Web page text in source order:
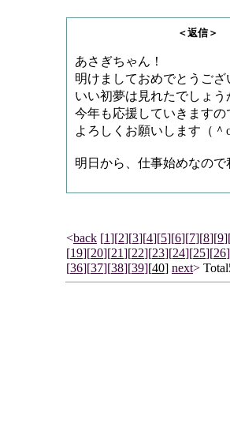
＜返信＞ リージさ
あさぎちゃん！
明けましておめでとうござ
いい初夢は見れたでしょう
今年も応援していきますの
よろしくお願いします（＾
明日から、仕事始めなの
<back [1][2][3][4][5][6][7][8][9]
[19][20][21][22][23][24][25][26]
[36][37][38][39][40] next>